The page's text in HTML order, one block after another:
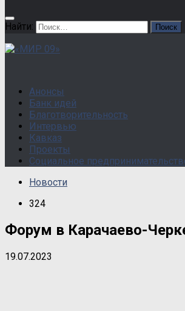
Найти:
Анонсы
Банк идей
Благотворительность
Интервью
Кавказ
Проекты
Социальное
Новости
324
Форум в Карачаево-
19.07.2023